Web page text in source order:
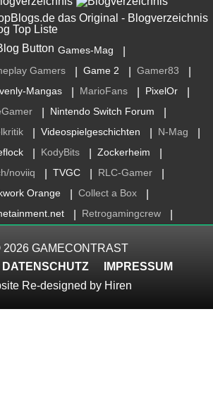
Games-Mag
Gamers Game 2 Gamer83
Mangas MarioFans PixelOr
Nintendo Switch Forum
Videospielgeschichten N-Mag
KodyBits Zockerheim
noviiq TVGC RLC-Gamer
Orange Collect a Box
Retrogamingcrew
2026 GAMECONTRAST
DATENSCHUTZ
IMPRESSUM
Re-designed by Hiren